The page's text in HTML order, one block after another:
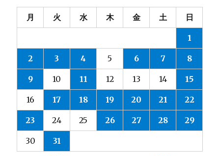
月 火 水 木 金 土 日
1
2 3 4 5 6 7 8
9 10 11 12 13 14 15
16 17 18 19 20 21 22
23 24 25 26 27 28 29
30 31